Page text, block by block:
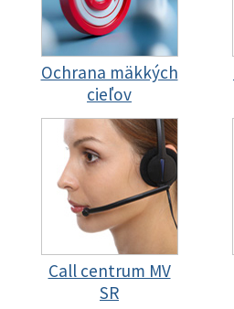
Ochrana mäkkých
cieľov
Call centrum MV
SR